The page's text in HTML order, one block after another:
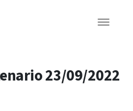
23/09/2022